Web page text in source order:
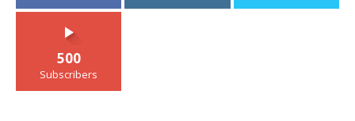
500
Subscribers